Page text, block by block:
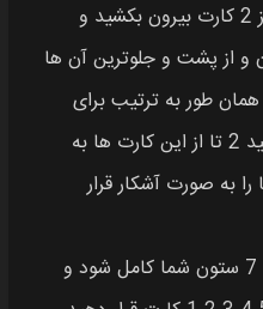
چپ بچینید در ستون بعدی نیز 2 کارت بیرون بکشید و
و از پشت و جلوترین آن ها
طور به ترتیب برای
ستون سوم 3 کارت بیرون بکشید 2 تا از این کارت ها به
به صورت آشکار قرار
این کار را تا 7 بار تکرار کنید تا 7 ستون شما کامل شود و